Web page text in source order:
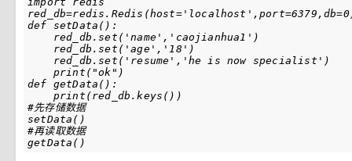
red_db=redis . Redis (host='localhost' ,port=6379 ,db=0
def setData ():
red_db .set ( 'name' , 'caojianhua1' )
red_db .set ( 'age' , '18' )
red_db .set ( 'resume' , 'he is now specialist' )
print ( "ok" )
def getData ():
print (red_db .keys ())
#先存储数据
setData ()
#再读取数据
getData ()